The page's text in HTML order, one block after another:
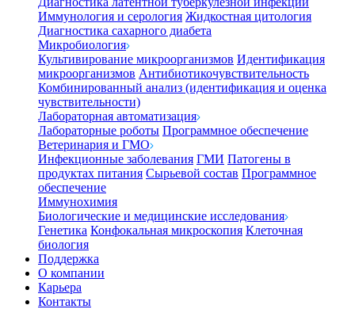
Иммунология и серология Жидкостная цитология
Диагностика сахарного диабета
Микробиология
Культивирование микроорганизмов Идентификация
микроорганизмов Антибиотикочувствительность
Комбинированный анализ (идентификация и оценка
чувствительности)
Лабораторная автоматизация
Лабораторные роботы Программное обеспечение
Ветеринария и ГМО
Инфекционные заболевания ГМИ Патогены в
продуктах питания Сырьевой состав Программное
обеспечение
Иммунохимия
Биологические и медицинские исследования
Генетика Конфокальная микроскопия Клеточная
биология
Поддержка
О компании
Карьера
Контакты